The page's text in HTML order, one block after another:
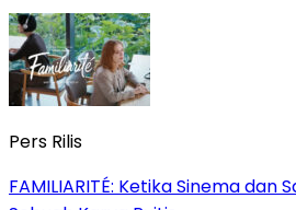
Pers Rilis
FAMILIARITÉ: Ketika Sinema